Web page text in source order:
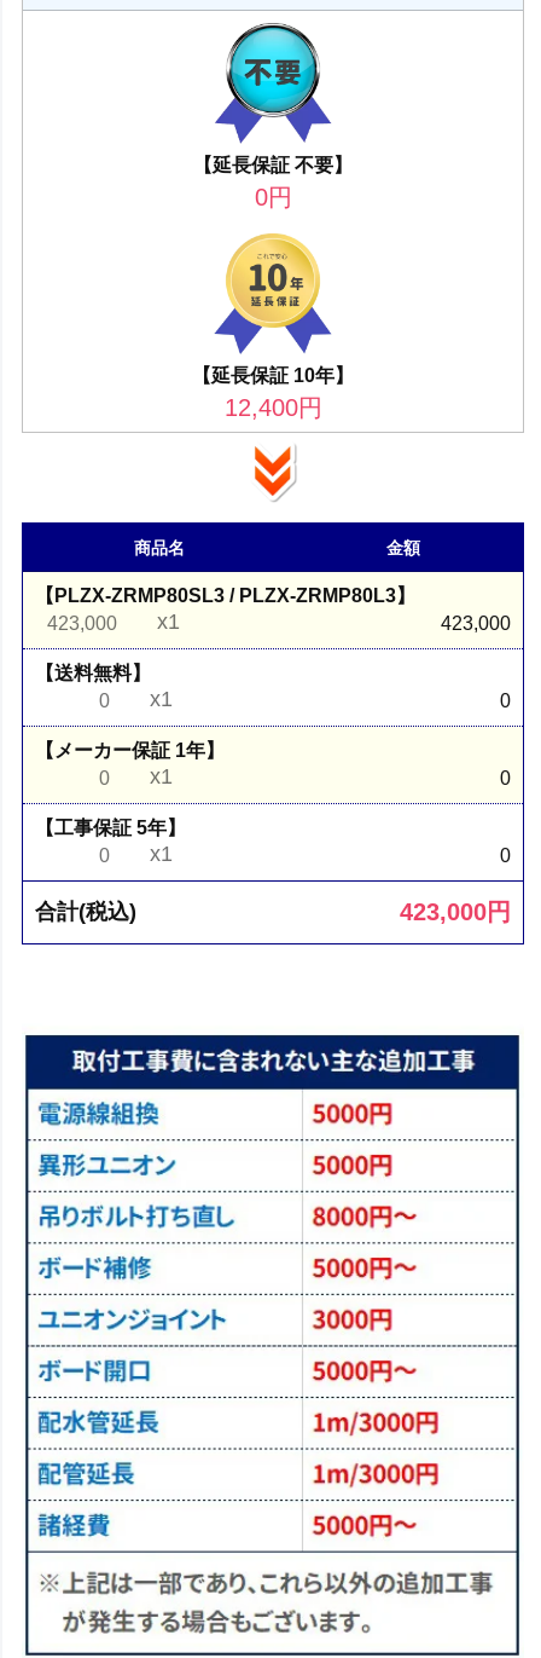
【延長保証 不要】
0円
【延長保証 10年】
12,400円
商品名 金額
【PLZX-ZRMP80SL3 / PLZX-ZRMP80L3】
423,000
x1 423,000
【送料無料】
0
x1 0
【メーカー保証 1年】
0
x1 0
【工事保証 5年】
0
x1 0
合計(税込) 423,000円